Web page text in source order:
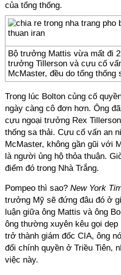
của tổng thống.
Bộ trưởng Mattis vừa mất đi
trưởng Tillerson và cựu cố
McMaster, đều do tổng thống
Trong lúc Bolton củng cố
ngày càng cô đơn hơn. Ông
cựu ngoại trưởng Rex
thống sa thải. Cựu cố vấn an
McMaster, không gần gũi với
là người ủng hộ thỏa thuận.
điểm đó trong Nhà Trắng.
Pompeo thì sao? New York
trưởng Mỹ sẽ đứng đâu đó ở
luận giữa ông Mattis và ông
ông thường xuyên kêu gọi dẹp
trở thành giám đốc CIA, ông
đổi chính quyền ở Triều Tiên,
việc này.